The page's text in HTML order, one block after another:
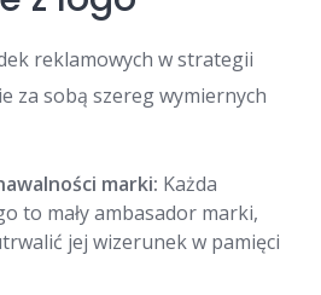
reklamowych w strategii
za sobą szereg wymiernych
marki: Każda
to mały ambasador marki,
jej wizerunek w pamięci